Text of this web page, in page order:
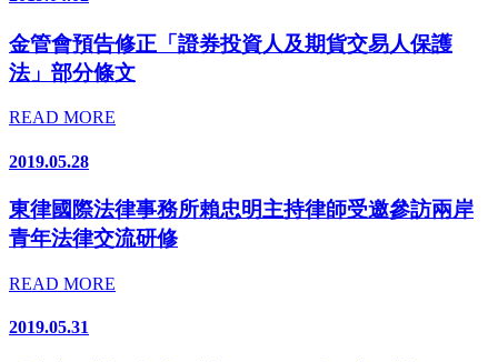
金管會預告修正「證券投資人及期貨交易人保護
法」部分條文
READ MORE
2019.05.28
東律國際法律事務所賴忠明主持律師受邀參訪兩岸
青年法律交流研修
READ MORE
2019.05.31